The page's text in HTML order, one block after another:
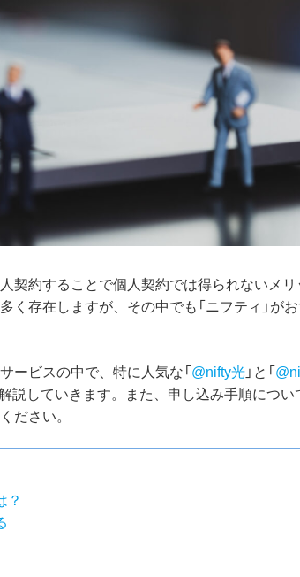
契約することで個人契約では得られないメ
く存在しますが、その中でも「ニフティ」が
ービスの中で、特に人気な「@nifty光」と「
説していきます。また、申し込み手順につい
ださい。
？